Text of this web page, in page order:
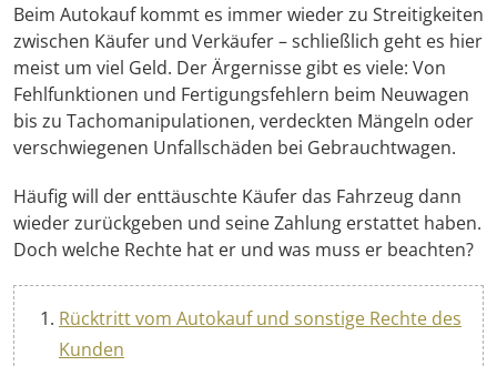
Beim Autokauf kommt es immer wieder zu Streitigkeiten
zwischen Käufer und Verkäufer – schließlich geht es hier
meist um viel Geld. Der Ärgernisse gibt es viele: Von
Fehlfunktionen und Fertigungsfehlern beim Neuwagen
bis zu Tachomanipulationen, verdeckten Mängeln oder
verschwiegenen Unfallschäden bei Gebrauchtwagen.
Häufig will der enttäuschte Käufer das Fahrzeug dann
wieder zurückgeben und seine Zahlung erstattet haben.
Doch welche Rechte hat er und was muss er beachten?
Rücktritt vom Autokauf und sonstige Rechte des
Kunden